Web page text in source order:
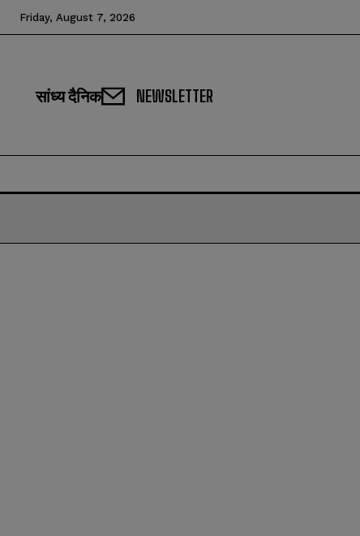
Friday, August 7, 2026
सांध्य दैनिक NEWSLETTER